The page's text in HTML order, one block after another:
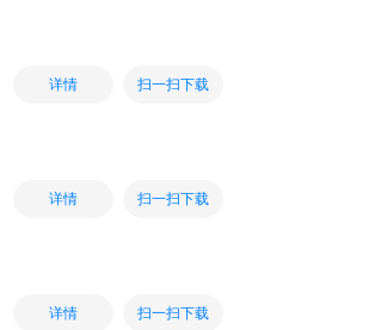
详情 扫一扫下载
详情 扫一扫下载
详情 扫一扫下载